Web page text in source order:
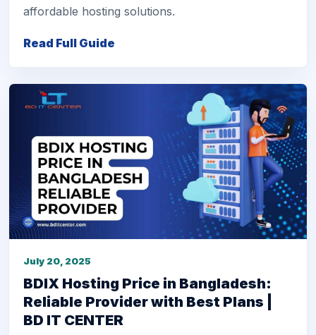
affordable hosting solutions.
Read Full Guide
July 20, 2025
BDIX Hosting Price in Bangladesh:
Reliable Provider with Best Plans |
BD IT CENTER